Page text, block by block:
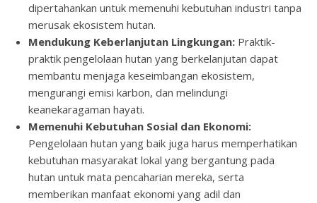
dipertahankan untuk memenuhi kebutuhan industri tanpa
merusak ekosistem hutan.
Mendukung Keberlanjutan Lingkungan: Praktik-
praktik pengelolaan hutan yang berkelanjutan dapat
membantu menjaga keseimbangan ekosistem,
mengurangi emisi karbon, dan melindungi
keanekaragaman hayati.
Memenuhi Kebutuhan Sosial dan Ekonomi:
Pengelolaan hutan yang baik juga harus memperhatikan
kebutuhan masyarakat lokal yang bergantung pada
hutan untuk mata pencaharian mereka, serta
memberikan manfaat ekonomi yang adil dan